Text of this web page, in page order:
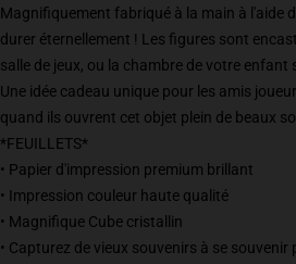
Magnifiquement fabriqué à la main à l'aide
durer éternellement ! Les figures sont
salle de jeux, ou la chambre de votre
Une idée cadeau unique pour les amis
quand ils ouvrent cet objet plein de beaux
*FEUILLETS*
• Papier d'impression premium brillant
• Impression couleur haute qualité
• Magnifique Cube cristallin
• Capturez de vieux souvenirs à se souvenir